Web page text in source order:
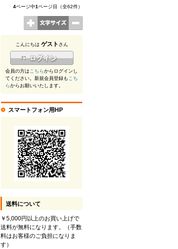
4ページ中1ページ目（全62件）
こんにちは ゲスト さん
会員の方はこちらからログインし
てください。新規会員登録もこち
らからお願いいたします。
スマートフォン用HP
送料について
￥5,000円以上のお買い上げで
送料が無料になります。（手数
料はお客様のご負担になりま
す）